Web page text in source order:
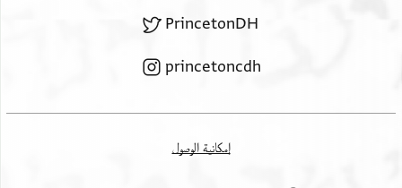
PrincetonDH
princetoncdh
إمكانية الوصول